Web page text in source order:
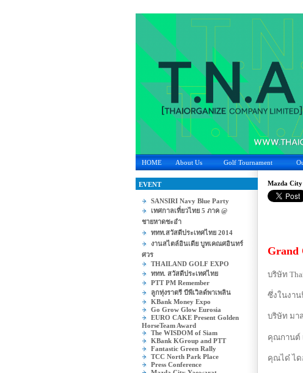
HOME About Us Golf Tournament
EVENT
SANSIRI Navy Blue Party
เทศกาลเที่ยวไทย 5 ภาค @
ชายหาดชะอำ
ททท.สวัสดีประเทศไทย 2014
งานสไตล์อินเดีย บูทเคณศอินทร์
ศวร
THAILAND GOLF EXPO
ททท. สวัสดีประเทศไทย
PTT PM Remember
ลูกทุ่งราตรี บีพีเวิลด์พาเพลิน
KBank Money Expo
Go Grow Glow Eurosia
EURO CAKE Present Golden
HorseTeam Award
The WISDOM of Siam
KBank KGroup and PTT
Fantastic Green Rally
TCC North Park Place
Press Conference
Mazda
Grand
บริษัท
ซึ่งในงา
บริษัท มา
คุณกานต์
คุณได๋ ได